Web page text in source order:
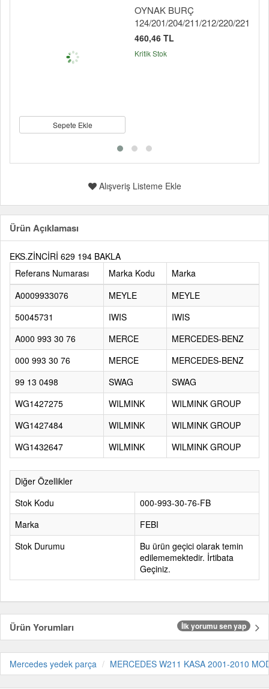
Sepete Ekle
OYNAK BURÇ
124/201/204/211/212/220/221
460,46 TL
Kritik Stok
Alışveriş Listeme Ekle
Ürün Açıklaması
EKS.ZİNCİRİ 629 194 BAKLA
Referans Numarası
Marka Kodu
Marka
A0009933076
MEYLE
MEYLE
50045731
IWIS
IWIS
A000 993 30 76
MERCE
MERCEDES-BENZ
000 993 30 76
MERCE
MERCEDES-BENZ
99 13 0498
SWAG
SWAG
WG1427275
WILMINK
WILMINK GROUP
WG1427484
WILMINK
WILMINK GROUP
WG1432647
WILMINK WILMINK GROUP
Diğer Özellikler
Stok Kodu
000-993-30-76-FB
Marka
FEBI
Stok Durumu
Bu ürün geçici olarak temin
edilememektedir. İrtibata
Geçiniz.
Ürün Yorumları İlk yorumu sen yap
Mercedes yedek parça MERCEDES W211 KASA 2001-2010